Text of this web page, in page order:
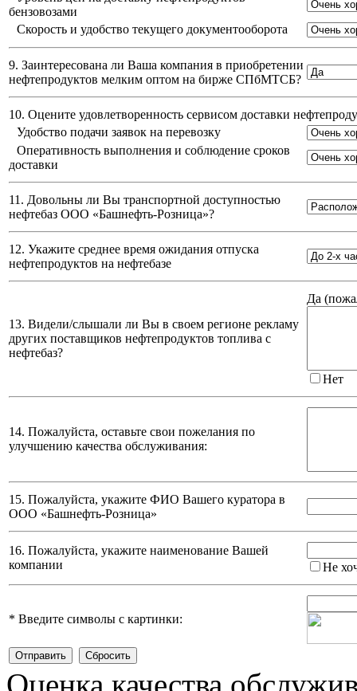
бензовозами
Скорость и удобство текущего документооборота
9. Заинтересована ли Ваша компания в приобретении
нефтепродуктов мелким оптом на бирже СПбМТСБ?
10. Оцените удовлетворенность сервисом доставки
Удобство подачи заявок на перевозку
Оперативность выполнения и соблюдение сроков
доставки
11. Довольны ли Вы транспортной доступностью
нефтебаз ООО «Башнефть-Розница»?
12. Укажите среднее время ожидания отпуска
нефтепродуктов на нефтебазе
13. Видели/слышали ли Вы в своем регионе рекламу
других поставщиков нефтепродуктов топлива с
нефтебаз?
Да (
Нет
14. Пожалуйста, оставьте свои пожелания по
улучшению качества обслуживания:
15. Пожалуйста, укажите ФИО Вашего куратора в
ООО «Башнефть-Розница»
16. Пожалуйста, укажите наименование Вашей
компании
Не
* Введите символы с картинки: